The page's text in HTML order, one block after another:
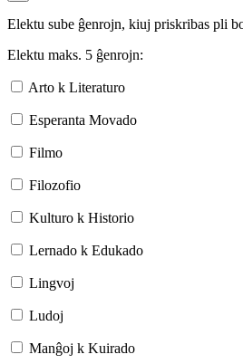
Elektu sube ĝenrojn, kiuj priskribas pli
Elektu maks. 5 ĝenrojn:
Arto k Literaturo
Esperanta Movado
Filmo
Filozofio
Kulturo k Historio
Lernado k Edukado
Lingvoj
Ludoj
Manĝoj k Kuirado